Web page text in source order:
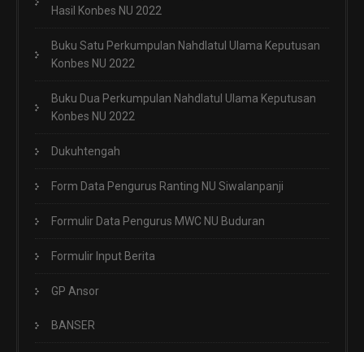
Hasil Konbes NU 2022
Buku Satu Perkumpulan Nahdlatul Ulama Keputusan
Konbes NU 2022
Buku Dua Perkumpulan Nahdlatul Ulama Keputusan
Konbes NU 2022
Dukuhtengah
Form Data Pengurus Ranting NU Siwalanpanji
Formulir Data Pengurus MWC NU Buduran
Formulir Input Berita
GP Ansor
BANSER